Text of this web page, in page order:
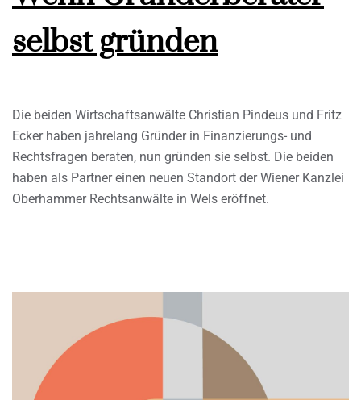
selbst gründen
Die beiden Wirtschaftsanwälte Christian Pindeus und Fritz
Ecker haben jahrelang Gründer in Finanzierungs- und
Rechtsfragen beraten, nun gründen sie selbst. Die beiden
haben als Partner einen neuen Standort der Wiener Kanzlei
Oberhammer Rechtsanwälte in Wels eröffnet.